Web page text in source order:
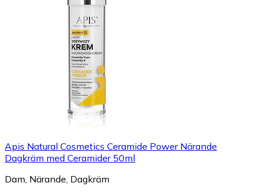
Apis Natural Cosmetics Ceramide Power Närande
Dagkräm med Ceramider 50ml
Dam, Närande, Dagkräm